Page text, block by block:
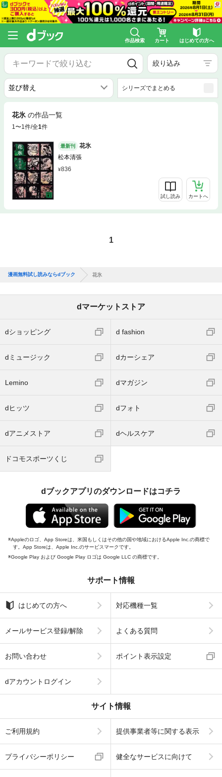
作品検索 カート はじめての方へ
絞り込み
シリーズでまとめる
花氷 の作品一覧
1〜1件/全1件
最新刊
花氷
松本清張
836
試し読み カートへ
1
漫画無料試し読みならdブック 花氷
dマーケットストア
dショッピング d fashion
dミュージック dカーシェア
Lemino dマガジン
dヒッツ dフォト
dアニメストア dヘルスケア
ドコモスポーツくじ
dブックアプリのダウンロードはコチラ
Appleのロゴ、App Storeは、米国もしくはその他の国や地域におけるApple Inc.の商標で
す。App Storeは、Apple Inc.のサービスマークです。
Google Play および Google Play ロゴは Google LLC の商標です。
サポート情報
はじめての方へ 対応機種一覧
メールサービス登録/解除 よくある質問
お問い合わせ ポイント表示設定
dアカウントログイン
サイト情報
ご利用規約 提供事業者等に関する表示
プライバシーポリシー 健全なサービスに向けて